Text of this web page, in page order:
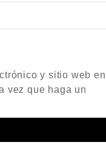
y sitio web en
vez que haga un